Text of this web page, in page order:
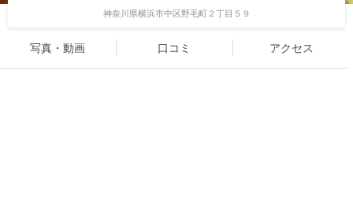
神奈川県横浜市中区野毛町２丁目５９
写真・動画 口コミ アクセス